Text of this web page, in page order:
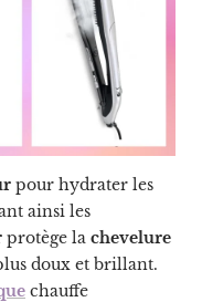
pour hydrater les
ainsi les
protège la chevelure
doux et brillant.
chauffe